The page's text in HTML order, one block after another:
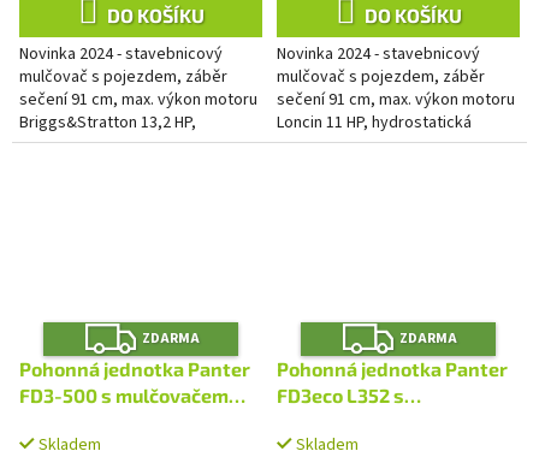
DO KOŠÍKU
Novinka 2024 - stavebnicový
mulčovač s pojezdem, záběr
sečení 91 cm, max. výkon motoru
Briggs&Stratton 13,2 HP,
hydrostatická převodovka a
DO KOŠÍKU
Novinka 2024 - stavebnicový
mulčovač s pojezdem, záběr
sečení 91 cm, max. výkon motoru
Loncin 11 HP, hydrostatická
převodovka a plynulá změna
Z
D
A
R
M
ZDARMA
Pohonná jednotka Panter
FD3-500 s mulčovačem
Skladem
Z
D
A
R
M
ZDARMA
Pohonná jednotka Panter
FD3eco L352 s
Skladem